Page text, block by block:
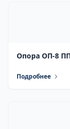
Опора ОП-8
Подробнее